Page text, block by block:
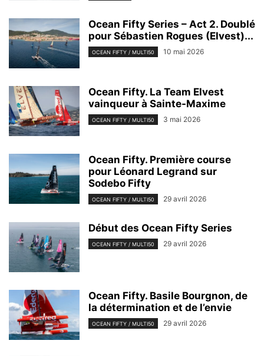
Ocean Fifty Series – Act 2. Doublé
pour Sébastien Rogues (Elvest)...
OCEAN FIFTY / MULTI50 10 mai 2026
Ocean Fifty. La Team Elvest
vainqueur à Sainte-Maxime
OCEAN FIFTY / MULTI50 3 mai 2026
Ocean Fifty. Première course
pour Léonard Legrand sur
Sodebo Fifty
OCEAN FIFTY / MULTI50 29 avril 2026
Début des Ocean Fifty Series
OCEAN FIFTY / MULTI50 29 avril 2026
Ocean Fifty. Basile Bourgnon, de
la détermination et de l’envie
OCEAN FIFTY / MULTI50 29 avril 2026